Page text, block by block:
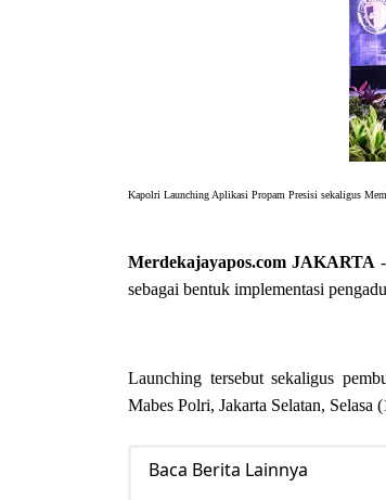
Kapolri Launching Aplikasi Propam Presisi sekaligus
Merdekajayapos.com JAKARTA
sebagai bentuk implementasi
Launching tersebut sekaligus
Mabes Polri, Jakarta Selatan, Selasa
Baca Berita Lainnya